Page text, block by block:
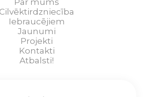
Par mums
Cilvēktirdzniecība
Iebraucējiem
Jaunumi
Projekti
Kontakti
Atbalsti!